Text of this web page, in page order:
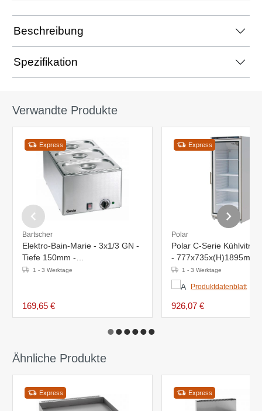
Beschreibung
Spezifikation
Verwandte Produkte
Express
Bartscher
Elektro-Bain-Marie - 3x1/3 GN -
Tiefe 150mm -
338x540x(h)248mm
1 - 3 Werktage
169,65 €
Express
Polar
Polar C-Serie
- 777x735x(H)1895mm
8°C1 - 3 Werktage
Produktdatenblatt
926,07 €
Ähnliche Produkte
Express Express